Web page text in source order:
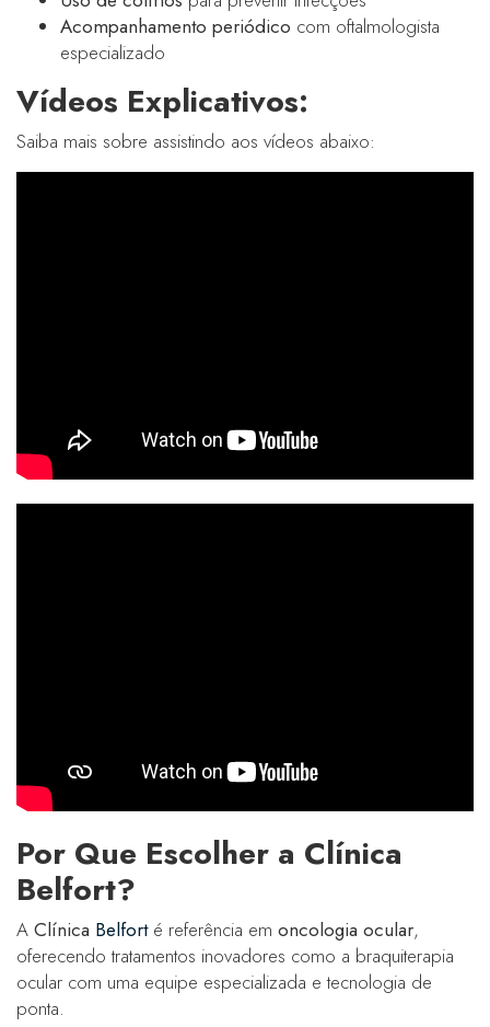
Acompanhamento periódico com oftalmologista
especializado
Vídeos Explicativos:
Saiba mais sobre assistindo aos vídeos abaixo:
Por Que Escolher a Clínica
Belfort?
A Clínica Belforté referência em oncologia ocular,
oferecendo tratamentos inovadores como a braquiterapia
ocular com uma equipe especializada e tecnologia de
ponta.